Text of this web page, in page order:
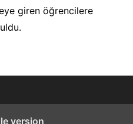
giren öğrencilere
version